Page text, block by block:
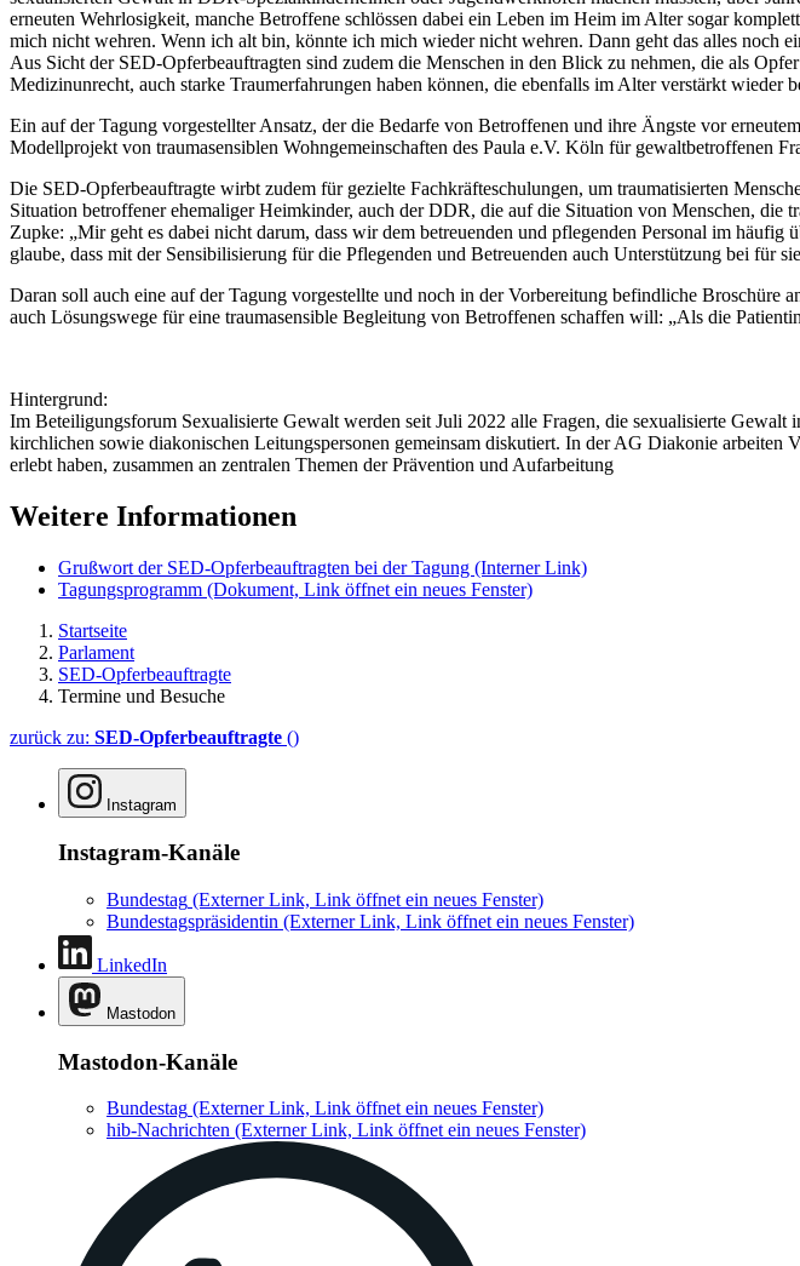
erneuten Wehrlosigkeit, manche Betroffene schlössen dabei ein Leben im Heim im Alter sogar
mich nicht wehren. Wenn ich alt bin, könnte ich mich wieder nicht wehren. Dann geht das alles noch
Aus Sicht der SED-Opferbeauftragten sind zudem die Menschen in den Blick zu nehmen, die als
Medizinunrecht, auch starke Traumerfahrungen haben können, die ebenfalls im Alter verstärkt wieder
Ein auf der Tagung vorgestellter Ansatz, der die Bedarfe von Betroffenen und ihre Ängste vor
Modellprojekt von traumasensiblen Wohngemeinschaften des Paula e.V. Köln für gewaltbetroffenen
Die SED-Opferbeauftragte wirbt zudem für gezielte Fachkräfteschulungen, um traumatisierten
Situation betroffener ehemaliger Heimkinder, auch der DDR, die auf die Situation von Menschen,
Zupke: „Mir geht es dabei nicht darum, dass wir dem betreuenden und pflegenden Personal im
glaube, dass mit der Sensibilisierung für die Pflegenden und Betreuenden auch Unterstützung bei für
Daran soll auch eine auf der Tagung vorgestellte und noch in der Vorbereitung befindliche
auch Lösungswege für eine traumasensible Begleitung von Betroffenen schaffen will: „Als die
Hintergrund:
Im Beteiligungsforum Sexualisierte Gewalt werden seit Juli 2022 alle Fragen, die sexualisierte
kirchlichen sowie diakonischen Leitungspersonen gemeinsam diskutiert. In der AG Diakonie
erlebt haben, zusammen an zentralen Themen der Prävention und Aufarbeitung
Weitere Informationen
Grußwort der SED-Opferbeauftragten bei der Tagung (Interner Link)
Tagungsprogramm (Dokument, Link öffnet ein neues Fenster)
Startseite
Parlament
SED-Opferbeauftragte
Termine und Besuche
zurück zu: SED-Opferbeauftragte ()
Instagram
Instagram-Kanäle
Bundestag (Externer Link, Link öffnet ein neues Fenster)
Bundestagspräsidentin (Externer Link, Link öffnet ein neues Fenster)
LinkedIn
Mastodon
Mastodon-Kanäle
Bundestag (Externer Link, Link öffnet ein neues Fenster)
hib-Nachrichten (Externer Link, Link öffnet ein neues Fenster)